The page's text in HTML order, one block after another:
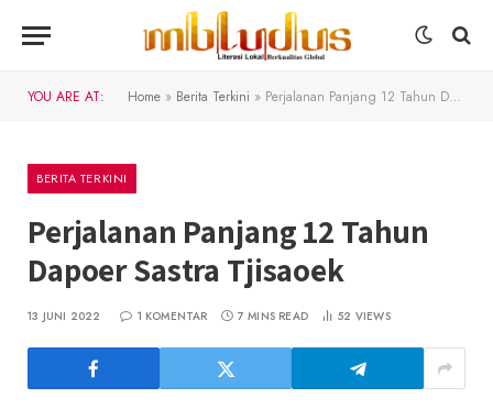
YOU ARE AT: Home » Berita Terkini » Perjalanan Panjang 12 Tahun Dapoer Sastra Tjisaoek
BERITA TERKINI
Perjalanan Panjang 12 Tahun
Dapoer Sastra Tjisaoek
13 JUNI 2022 1 KOMENTAR 7 MINS READ 52 VIEWS